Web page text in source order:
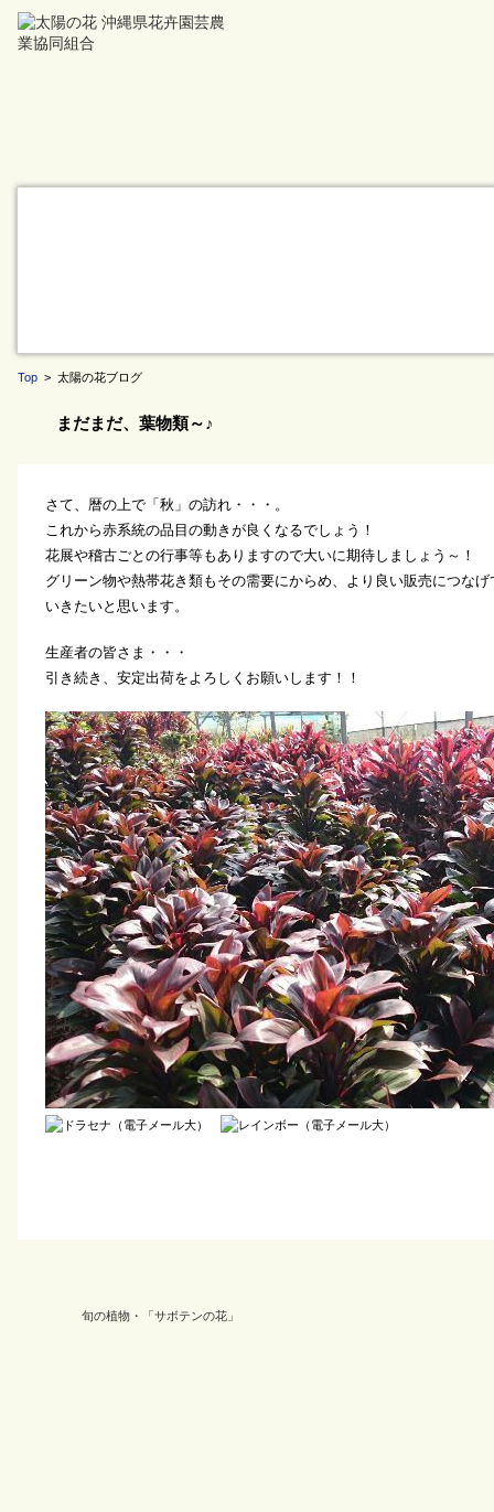
Top > 太陽の花ブログ
まだまだ、葉物類～♪
さて、暦の上で「秋」の訪れ・・・。
これから赤系統の品目の動きが良くなるでしょう！
花展や稽古ごとの行事等もありますので大いに期待しましょう～！
グリーン物や熱帯花き類もその需要にからめ、より良い販売につなげ
いきたいと思います。
生産者の皆さま・・・
引き続き、安定出荷をよろしくお願いします！！
旬の植物・「サボテンの花」